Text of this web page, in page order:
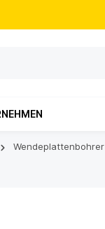
Wendeplattenbohrer